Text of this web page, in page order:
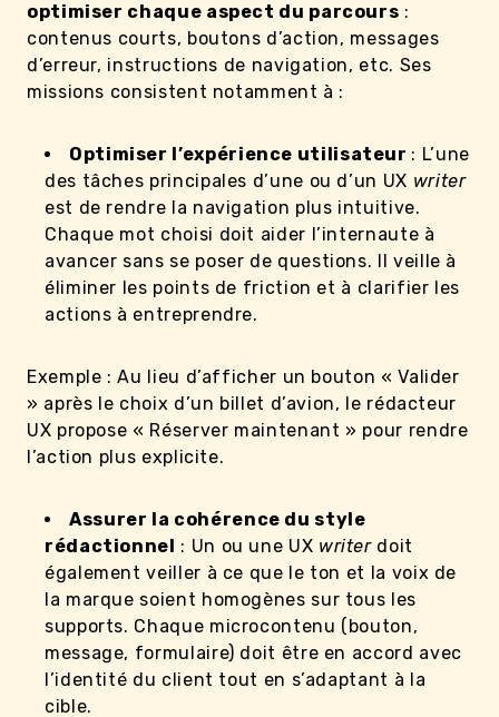
optimiser chaque aspect du parcours :
contenus courts, boutons d’action, messages
d’erreur, instructions de navigation, etc. Ses
missions consistent notamment à :
Optimiser l’expérience utilisateur : L’une
des tâches principales d’une ou d’un UX writer
est de rendre la navigation plus intuitive.
Chaque mot choisi doit aider l’internaute à
avancer sans se poser de questions. Il veille à
éliminer les points de friction et à clarifier les
actions à entreprendre.
Exemple : Au lieu d’afficher un bouton « Valider
» après le choix d’un billet d’avion, le rédacteur
UX propose « Réserver maintenant » pour rendre
l’action plus explicite.
Assurer la cohérence du style
rédactionnel : Un ou une UX writerdoit
également veiller à ce que le ton et la voix de
la marque soient homogènes sur tous les
supports. Chaque microcontenu (bouton,
message, formulaire) doit être en accord avec
l’identité du client tout en s’adaptant à la
cible.